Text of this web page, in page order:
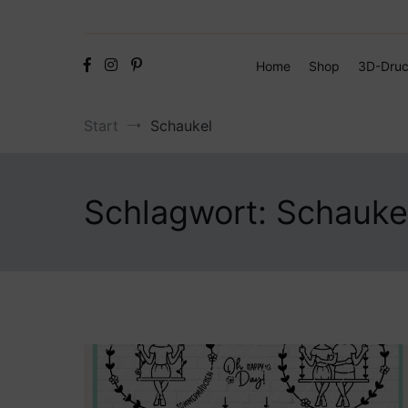
Home
Shop 3D-
Start Schaukel
Schlagwort: